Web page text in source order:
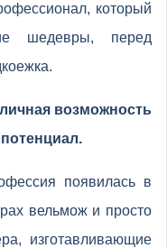
который
шедевры, перед
возможность
появилась в
вельмож и просто
изготавливающие